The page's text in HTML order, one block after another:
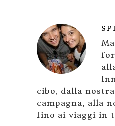
cibo, dalla
campagna, alla
fino ai viaggi in